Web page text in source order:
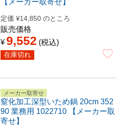
【メーカー取寄せ】
定価 ¥14,850 のところ
販売価格
¥9,552 税込
在庫切れ
メーカー取寄せ
窒化加工深型いため鍋 20cm 352
90 業務用 1022710 【メーカー取
寄せ】